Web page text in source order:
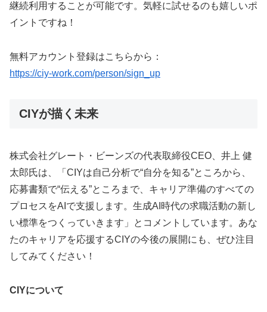
継続利用することが可能です。気軽に試せるのも嬉しいポ
イントですね！
無料アカウント登録はこちらから：
https://ciy-work.com/person/sign_up
CIYが描く未来
株式会社グレート・ビーンズの代表取締役CEO、井上 健
太郎氏は、「CIYは自己分析で“自分を知る”ところから、
応募書類で“伝える”ところまで、キャリア準備のすべての
プロセスをAIで支援します。生成AI時代の求職活動の新し
い標準をつくっていきます」とコメントしています。あな
たのキャリアを応援するCIYの今後の展開にも、ぜひ注目
してみてください！
CIYについて